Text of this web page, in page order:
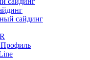
сайдинг
Профиль